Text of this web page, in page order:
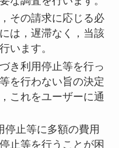
その請求に応じる必
は，遅滞なく，当該
います。
き利用停止等を行っ
を行わない旨の決定
これをユーザーに通
停止等に多額の費用
止等を行うことが困